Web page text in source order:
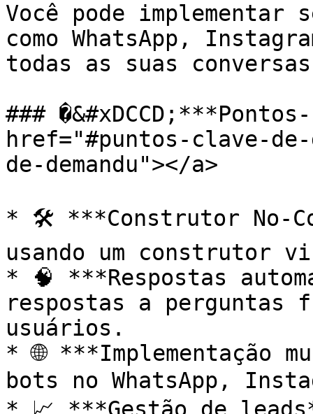
Você pode implementar
como WhatsApp,
todas as suas
###
href="#puntos-clave-
de-demandu"></a>
* 🛠️ ***Construtor No-
usando um construtor
* 🧠 ***Respostas
respostas a perguntas
usuários.
* 🌐 ***Implementação
bots no WhatsApp,